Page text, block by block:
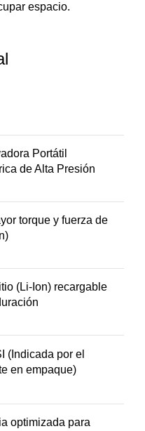
espacio.
Portátil
de Alta Presión
torque y fuerza de
(Li-Ion) recargable
(Indicada por el
en empaque)
optimizada para